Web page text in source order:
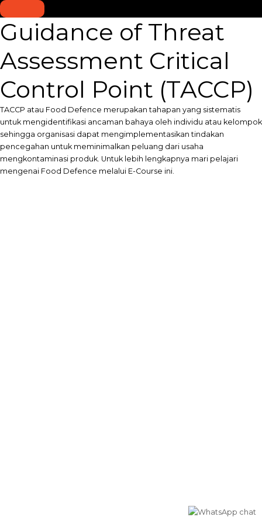
Guidance of Threat
Assessment Critical
Control Point (TACCP)
TACCP atau Food Defence merupakan tahapan yang sistematis
untuk mengidentifikasi ancaman bahaya oleh individu atau kelompok
sehingga organisasi dapat mengimplementasikan tindakan
pencegahan untuk meminimalkan peluang dari usaha
mengkontaminasi produk. Untuk lebih lengkapnya mari pelajari
mengenai Food Defence melalui E-Course ini.